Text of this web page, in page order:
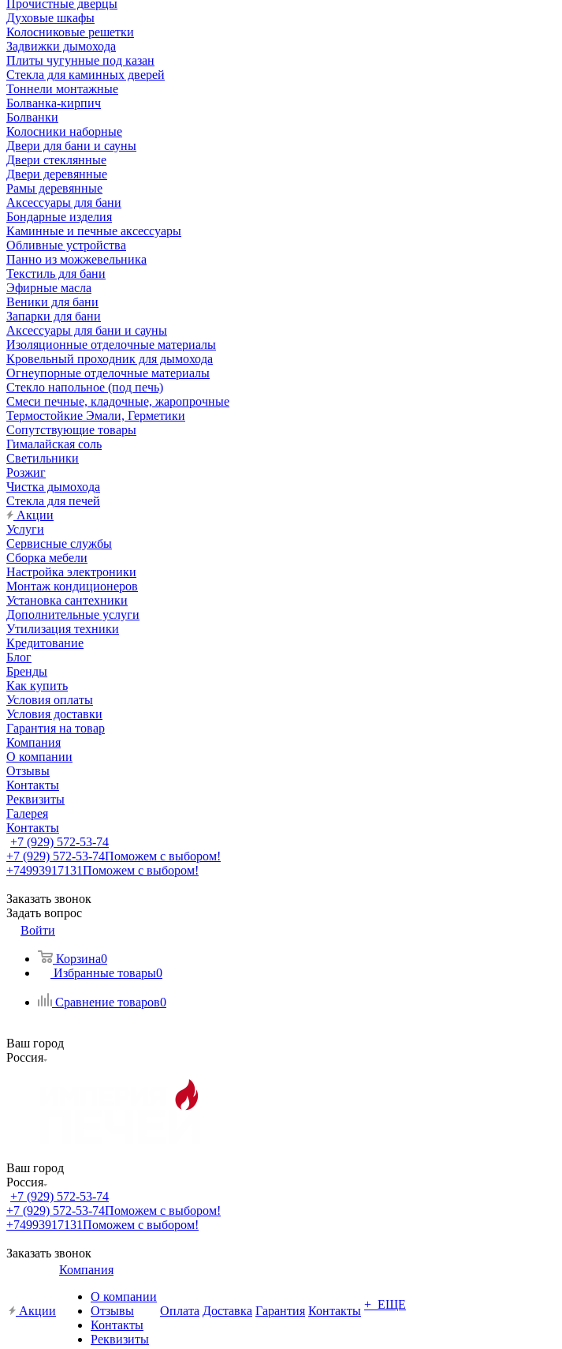
Прочистные дверцы
Духовые шкафы
Колосниковые решетки
Задвижки дымохода
Плиты чугунные под казан
Стекла для каминных дверей
Тоннели монтажные
Болванка-кирпич
Болванки
Колосники наборные
Двери для бани и сауны
Двери стеклянные
Двери деревянные
Рамы деревянные
Аксессуары для бани
Бондарные изделия
Каминные и печные аксессуары
Обливные устройства
Панно из можжевельника
Текстиль для бани
Эфирные масла
Веники для бани
Запарки для бани
Аксессуары для бани и сауны
Изоляционные отделочные материалы
Кровельный проходник для дымохода
Огнеупорные отделочные материалы
Стекло напольное (под печь)
Смеси печные, кладочные, жаропрочные
Термостойкие Эмали, Герметики
Сопутствующие товары
Гималайская соль
Светильники
Розжиг
Чистка дымохода
Стекла для печей
Акции
Услуги
Сервисные службы
Сборка мебели
Настройка электроники
Монтаж кондиционеров
Установка сантехники
Дополнительные услуги
Утилизация техники
Кредитование
Блог
Бренды
Как купить
Условия оплаты
Условия доставки
Гарантия на товар
Компания
О компании
Отзывы
Контакты
Реквизиты
Галерея
Контакты
+7 (929) 572-53-74
+7 (929) 572-53-74Поможем с выбором!
+74993917131Поможем с выбором!
Заказать звонок
Задать вопрос
Войти
Корзина0
Избранные товары0
Сравнение товаров0
Ваш город
Россия
Ваш город
Россия
+7 (929) 572-53-74
+7 (929) 572-53-74Поможем с выбором!
+74993917131Поможем с выбором!
Заказать звонок
Акции
Компания
О компании
Отзывы
Контакты
Реквизиты
Оплата Доставка Гарантия Контакты + ЕЩЕ